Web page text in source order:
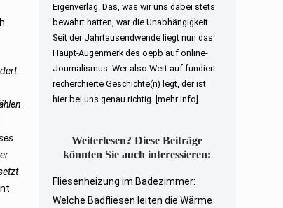
Eigenverlag. Das, was wir uns dabei stets
bewahrt hatten, war die Unabhängigkeit.
Seit der Jahrtausendwende liegt nun das
Haupt-Augenmerk des oepb auf online-
Journalismus. Wer also Wert auf fundiert
recherchierte Geschichte(n) legt, der ist
hier bei uns genau richtig. [mehr Info]
Weiterlesen? Diese Beiträge
könnten Sie auch interessieren:
Fliesenheizung im Badezimmer:
Welche Badfliesen leiten die Wärme